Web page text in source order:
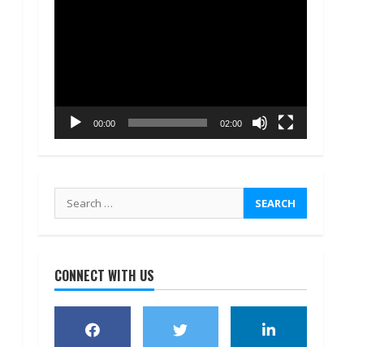
00:00 02:00
Search
for:
CONNECT WITH US